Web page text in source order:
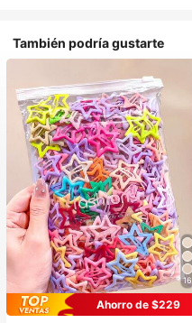
También podría gustarte
16
Ahorro de $229